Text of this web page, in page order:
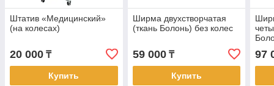
Штатив «Медицинский»
(на колесах)
20 000 ₸
Купить
Ширма двухстворчатая
(ткань Болонь) без колес
59 000₸
Купить
97